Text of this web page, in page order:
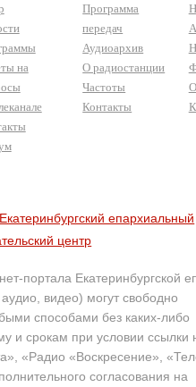
на
Программа
передач
Аудиоархив
О радиостанции
Частоты
Контакты
Екатеринбургский епархиальный
центр
портала Екатеринбургской
видео) могут свободно
способами без каких-либо
и срокам при условии ссылки
«Радио «Воскресение»,
согласования на